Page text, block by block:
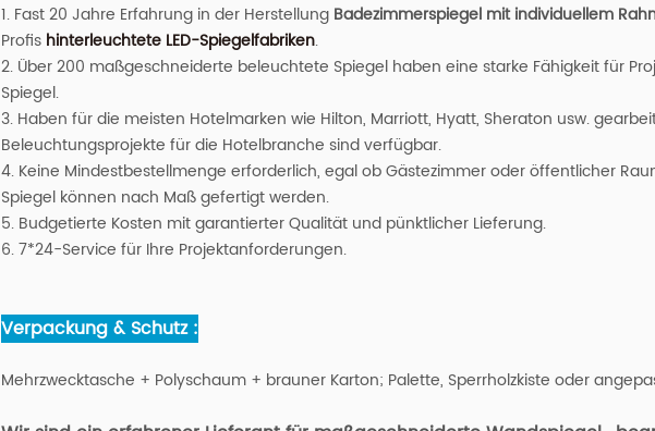
1. Fast 20 Jahre Erfahrung in der HerstellungBadezimmerspiegel mit individuellem
Profishinterleuchtete LED-Spiegelfabriken.
2. Über 200 maßgeschneiderte beleuchtete Spiegel haben eine starke Fähigkeit für
Spiegel.
3. Haben für die meisten Hotelmarken wie Hilton, Marriott, Hyatt, Sheraton usw.
Beleuchtungsprojekte für die Hotelbranche sind verfügbar.
4. Keine Mindestbestellmenge erforderlich, egal ob Gästezimmer oder öffentlicher
Spiegel können nach Maß gefertigt werden.
5. Budgetierte Kosten mit garantierter Qualität und pünktlicher Lieferung.
6. 7*24-Service für Ihre Projektanforderungen.
Verpackung & Schutz :
Mehrzwecktasche + Polyschaum + brauner Karton; Palette, Sperrholzkiste oder